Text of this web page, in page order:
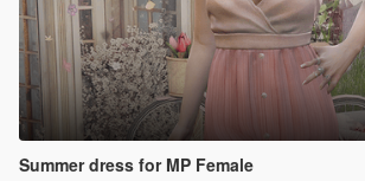
Summer dress for MP Female